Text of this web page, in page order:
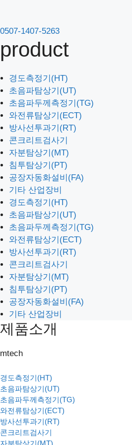
츠
로
건
뛰
기
0507-1407-5263
product
경도측정기(HT)
초음파탐상기(UT)
초음파두께측정기(TG)
와전류탐상기(ECT)
방사선투과기(RT)
콘크리트검사기
자분탐상기(MT)
침투탐상기(PT)
공장자동화설비(FA)
기타 산업장비
경도측정기(HT)
초음파탐상기(UT)
초음파두께측정기(TG)
와전류탐상기(ECT)
방사선투과기(RT)
콘크리트검사기
자분탐상기(MT)
침투탐상기(PT)
공장자동화설비(FA)
기타 산업장비
제품소개
mtech
경도측정기(HT)
초음파탐상기(UT)
초음파두께측정기(TG)
와전류탐상기(ECT)
방사선투과기(RT)
콘크리트검사기
자분탐상기(MT)